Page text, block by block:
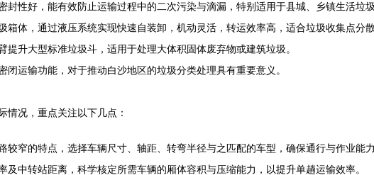
封性好，能有效防止运输过程中的二次污染与滴漏，特别适用于县城、乡镇生活垃
箱体，通过液压系统实现快速自装卸，机动灵活，转运效率高，适合垃圾收集点分
提升大型标准垃圾斗，适用于处理大体积固体废弃物或建筑垃圾。
闭运输功能，对于推动白沙地区的垃圾分类处理具有重要意义。
情况，重点关注以下几点：
较窄的特点，选择车辆尺寸、轴距、转弯半径与之匹配的车型，确保通行与作业能
及中转站距离，科学核定所需车辆的厢体容积与压缩能力，以提升单趟运输效率。